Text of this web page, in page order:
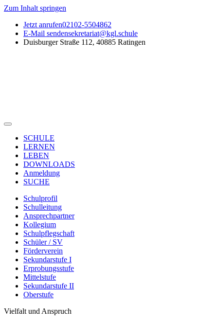
Zum Inhalt springen
Jetzt anrufen02102-5504862
E-Mail sendensekretariat@kgl.schule
Duisburger Straße 112, 40885 Ratingen
SCHULE
LERNEN
LEBEN
DOWNLOADS
Anmeldung
SUCHE
Schulprofil
Schulleitung
Ansprechpartner
Kollegium
Schulpflegschaft
Schüler / SV
Förderverein
Sekundarstufe I
Erprobungsstufe
Mittelstufe
Sekundarstufe II
Oberstufe
Vielfalt und Anspruch